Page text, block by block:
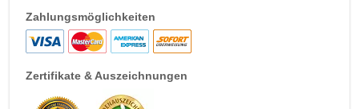
Zahlungsmöglichkeiten
Zertifikate & Auszeichnungen